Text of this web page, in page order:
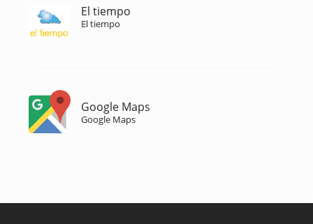
El tiempo
El tiempo
Google Maps
Google Maps